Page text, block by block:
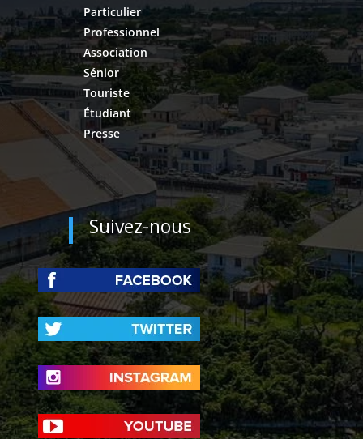
Particulier
Professionnel
Association
Sénior
Touriste
Étudiant
Presse
Suivez-nous